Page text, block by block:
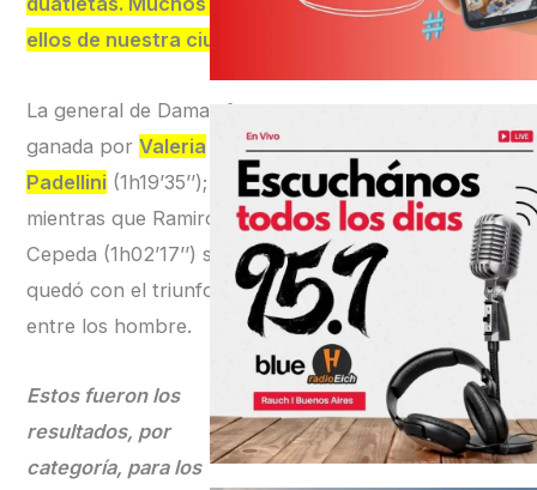
ellos de nuestra ciudad.
La general de Damas fue
ganada porValeria
Padellini (1h19’35’’);
mientras que Ramiro
Cepeda (1h02’17’’) se
quedó con el triunfo
entre los hombre.
Estos fueron los
resultados, por
categoría, para los